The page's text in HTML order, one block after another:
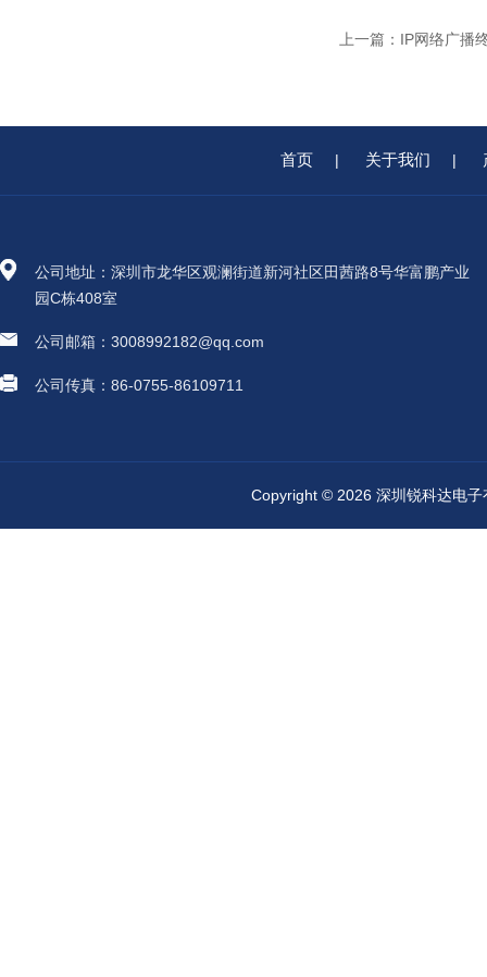
上一篇： IP网络广播
首页 | 关于我们 |
公司地址：深圳市龙华区观澜街道新河社区田茜路8号华富鹏产业
园C栋408室
公司邮箱：3008992182@qq.com
公司传真：86-0755-86109711
Copyright © 2026 深圳锐科达电